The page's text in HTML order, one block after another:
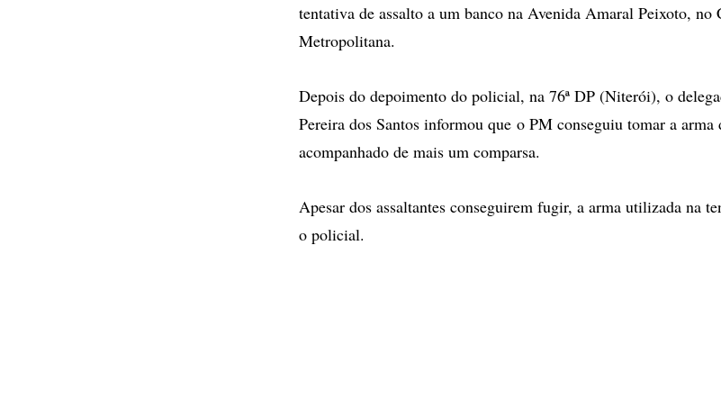
tentativa de assalto a um banco na Avenida Amaral Peixoto,
Metropolitana.
Depois do depoimento do policial, na 76ª DP (Niterói), o
Pereira dos Santos informou que o PM conseguiu tomar a arma
acompanhado de mais um comparsa.
Apesar dos assaltantes conseguirem fugir, a arma utilizada na
o policial.